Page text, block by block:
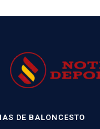
DE BALONCESTO